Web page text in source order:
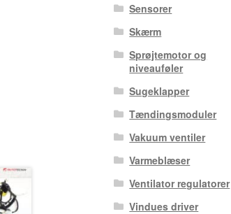
Sensorer
Skærm
Sprøjtemotor og
niveauføler
Sugeklapper
Tændingsmoduler
Vakuum ventiler
Varmeblæser
Ventilator regulatorer
Vindues driver